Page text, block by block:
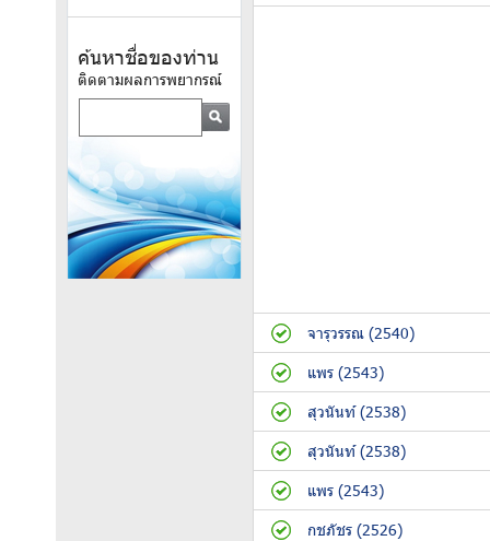
ค้นหาชื่อของท่าน
ติดตามผลการพยากรณ์
จารุวรรณ (2540)
แพร (2543)
สุวนันท์ (2538)
สุวนันท์ (2538)
แพร (2543)
กชภัชร (2526)